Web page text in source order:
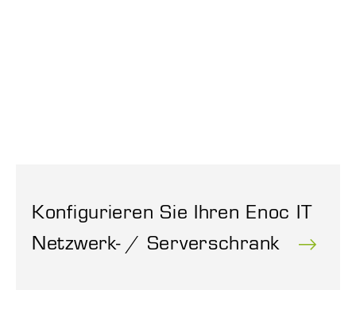
Konfigurieren Sie Ihren Enoc IT
Netzwerk- / Serverschrank